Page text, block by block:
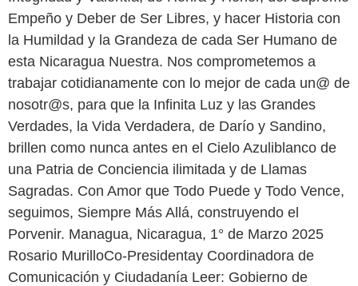
Empeño y Deber de Ser Libres, y hacer Historia con
la Humildad y la Grandeza de cada Ser Humano de
esta Nicaragua Nuestra. Nos comprometemos a
trabajar cotidianamente con lo mejor de cada un@ de
nosotr@s, para que la Infinita Luz y las Grandes
Verdades, la Vida Verdadera, de Darío y Sandino,
brillen como nunca antes en el Cielo Azuliblanco de
una Patria de Conciencia ilimitada y de Llamas
Sagradas. Con Amor que Todo Puede y Todo Vence,
seguimos, Siempre Más Allá, construyendo el
Porvenir. Managua, Nicaragua, 1° de Marzo 2025
Rosario MurilloCo-Presidentay Coordinadora de
Comunicación y Ciudadanía Leer: Gobierno de